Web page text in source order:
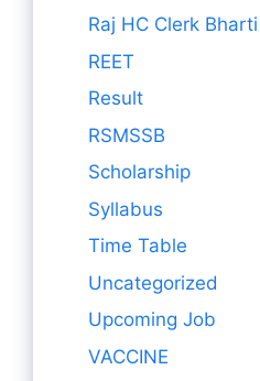
Raj HC Clerk Bharti
REET
Result
RSMSSB
Scholarship
Syllabus
Time Table
Uncategorized
Upcoming Job
VACCINE